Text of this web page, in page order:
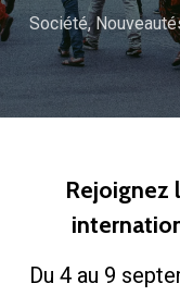
Société,
Rejoignez
Du 4 au 9